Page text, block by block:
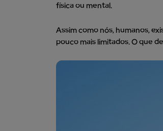
física ou mental.
Assim como nós, humanos,
pouco mais limitados. O que